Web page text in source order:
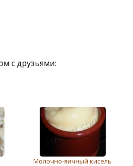
с друзьями:
Молочно-яичный кисель